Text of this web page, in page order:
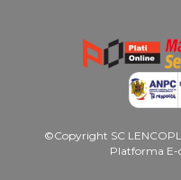
©Copyright SC
Platforma